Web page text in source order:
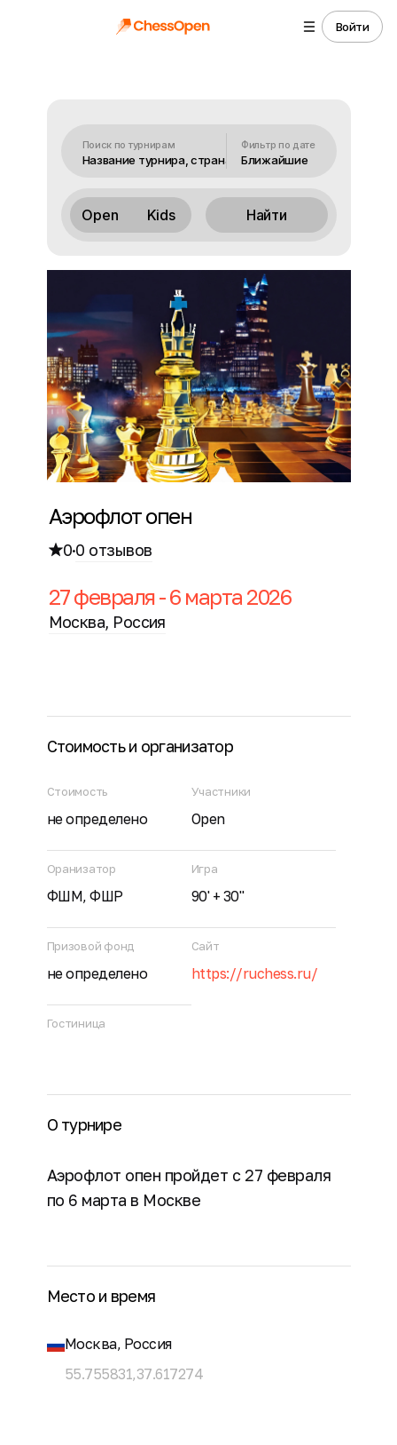
Войти
Поиск по турнирам Фильтр по дате
Ближайшие
Open Kids Найти
Аэрофлот опен
0·0 отзывов
27 февраля - 6 марта 2026
Москва, Россия
Стоимость и организатор
Стоимость
не определено
Участники
Оpen
Оранизатор
ФШМ, ФШР
Игра
90' + 30"
Призовой фонд
не определено
Сайт
https://ruchess.ru/
Гостиница
О турнире
Аэрофлот опен пройдет с 27 февраля
по 6 марта в Москве
Место и время
Москва, Россия
55.755831,37.617274